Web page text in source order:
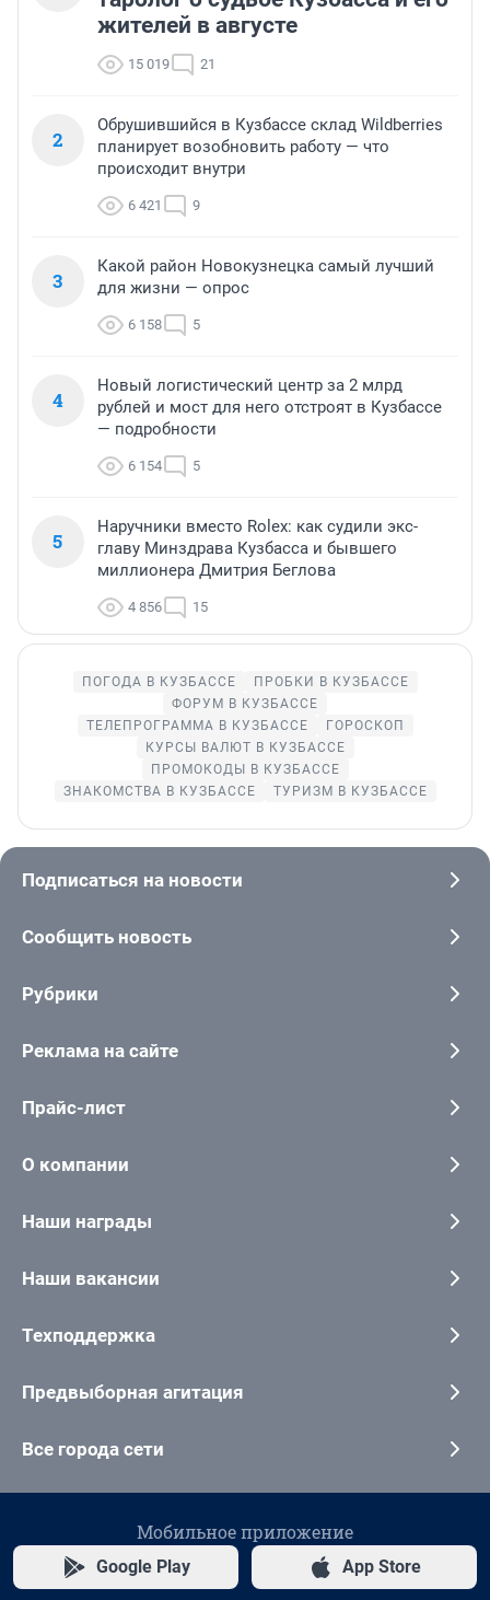
жителей в августе
15 019 21
2
Обрушившийся в Кузбассе склад Wildberries
планирует возобновить работу — что
происходит внутри
6 421 9
3
Какой район Новокузнецка самый лучший
для жизни — опрос
6 158 5
4
Новый логистический центр за 2 млрд
рублей и мост для него отстроят в Кузбассе
— подробности
6 154 5
5
Наручники вместо Rolex: как судили экс-
главу Минздрава Кузбасса и бывшего
миллионера Дмитрия Беглова
4 856 15
ПОГОДА В КУЗБАССЕ
ПРОБКИ В КУЗБАССЕ
ФОРУМ В КУЗБАССЕ
ТЕЛЕПРОГРАММА В КУЗБАССЕ
ГОРОСКОП
КУРСЫ ВАЛЮТ В КУЗБАССЕ
ПРОМОКОДЫ В КУЗБАССЕ
ЗНАКОМСТВА В КУЗБАССЕ
ТУРИЗМ В КУЗБАССЕ
Подписаться на новости
Сообщить новость
Рубрики
Реклама на сайте
Прайс-лист
О компании
Наши награды
Наши вакансии
Техподдержка
Предвыборная агитация
Все города сети
Мобильное приложение
Google Play App Store